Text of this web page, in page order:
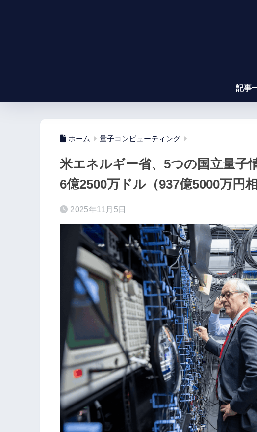
記事
ホーム 量子コンピューティング
米エネルギー省、5つの国立量子
6億2500万ドル（937億5000万円
2025年11月5日